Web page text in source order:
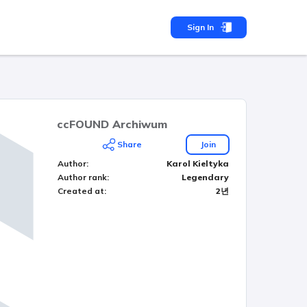
Sign In
ccFOUND Archiwum
Share
Join
Author:
Karol Kieltyka
Author rank:
Legendary
Created at: 2년